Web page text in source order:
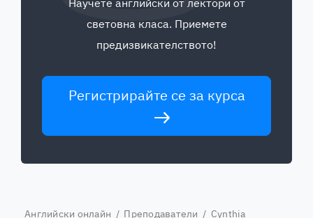
Научете английски от лектори от
световна класа. Приемете
предизвикателството!
Регистрирайте се за курса
Английски онлайн / Преподаватели / Cynthia